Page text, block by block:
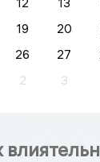
19 20
26 27
2 3